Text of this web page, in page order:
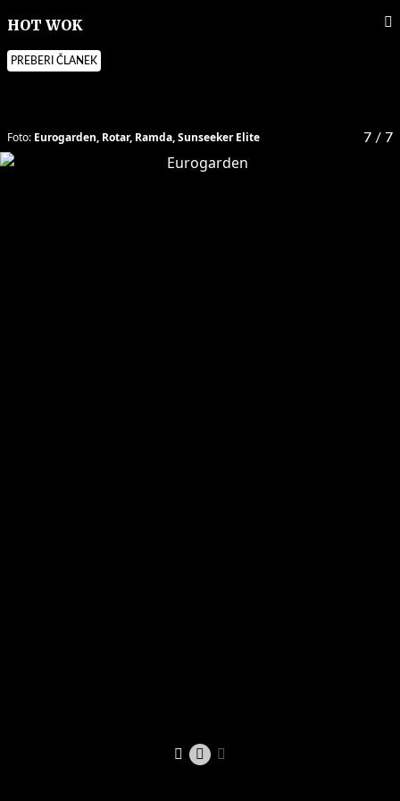
HOT WOK
PREBERI ČLANEK
7 / 7
Foto: Eurogarden, Rotar, Ramda, Sunseeker Elite